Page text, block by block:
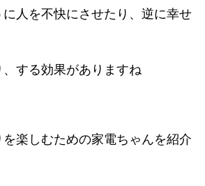
人を不快にさせたり、逆に幸せ
、する効果がありますね
楽しむための家電ちゃんを紹介